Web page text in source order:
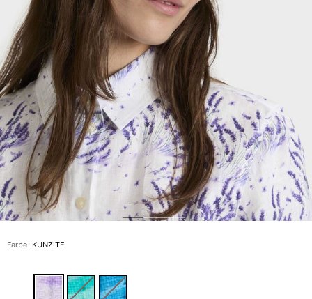
Magische Bademode
Alle Badehose anzeigen
Bekleidung
Polohemden
Shirts
Shorts
Pullover und Strickjacke
Oberbekleidung
Hosen
Pullover
T-Shirts
Große Größen
Farbe: KUNZITE